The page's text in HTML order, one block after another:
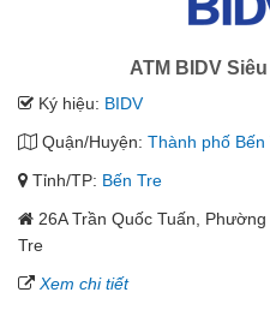
ATM BIDV
Ký hiệu: BIDV
Quận/Huyện: Thành phố Bến
Tỉnh/TP: Bến Tre
26A Trần Quốc Tuấn,
Tre
Xem chi tiết